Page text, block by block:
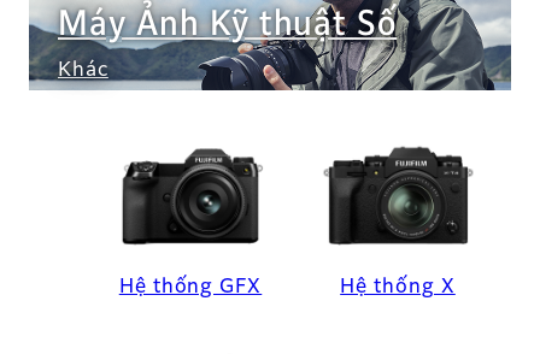
Máy Ảnh Kỹ thuật Số
Khác
Hệ thống GFX Hệ thống X